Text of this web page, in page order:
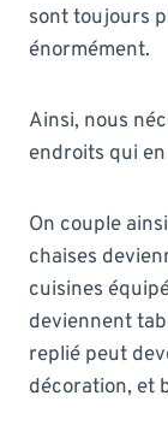
sont toujours
énormément.
Ainsi, nous
endroits qui
On couple
chaises
cuisines
deviennent
replié peut
décoration, et